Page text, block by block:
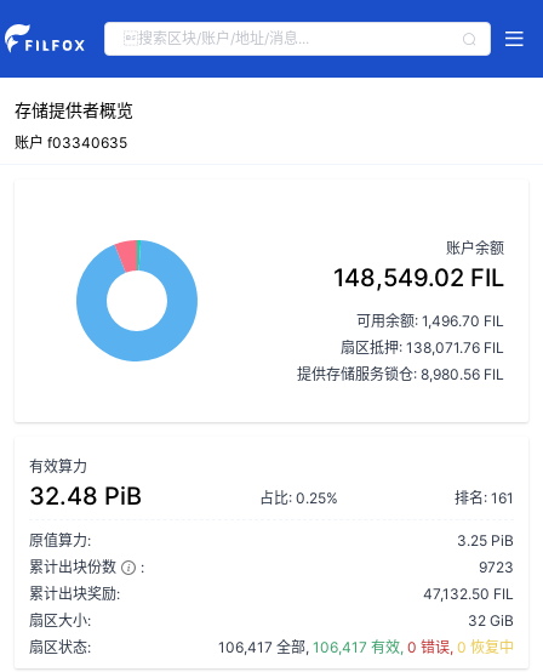
存储提供者概览
账户 f03340635
账户余额
148,549.02 FIL
可用余额: 1,496.70 FIL
扇区抵押: 138,071.76 FIL
提供存储服务锁仓: 8,980.56 FIL
有效算力
32.48 PiB 占比: 0.25% 排名: 161
原值算力:
3.25 PiB
累计出块份数
:
9723
累计出块奖励:
47,132.50 FIL
扇区大小:
32 GiB
扇区状态:
106,417 全部, 106,417 有效, 0 错误, 0 恢复中